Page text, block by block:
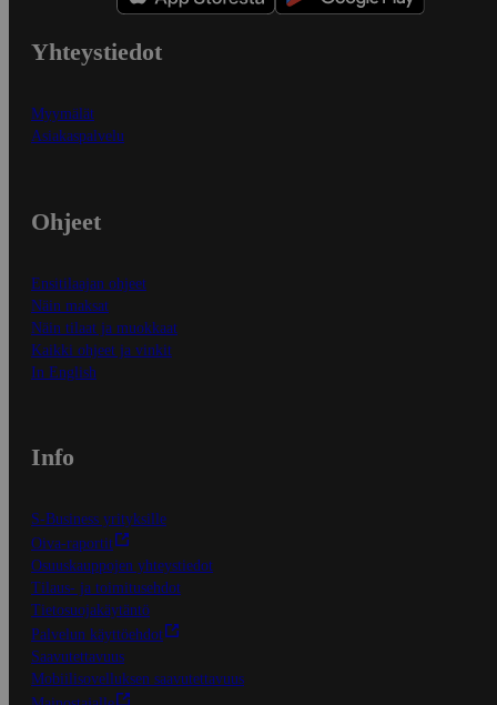
Yhteystiedot
Myymälät
Asiakaspalvelu
Ohjeet
Ensitilaajan ohjeet
Näin maksat
Näin tilaat ja muokkaat
Kaikki ohjeet ja vinkit
In English
Info
S-Business yrityksille
Oiva-raportit
Osuuskauppojen yhteystiedot
Tilaus- ja toimitusehdot
Tietosuojakäytäntö
Palvelun käyttöehdot
Saavutettavuus
Mobiilisovelluksen saavutettavuus